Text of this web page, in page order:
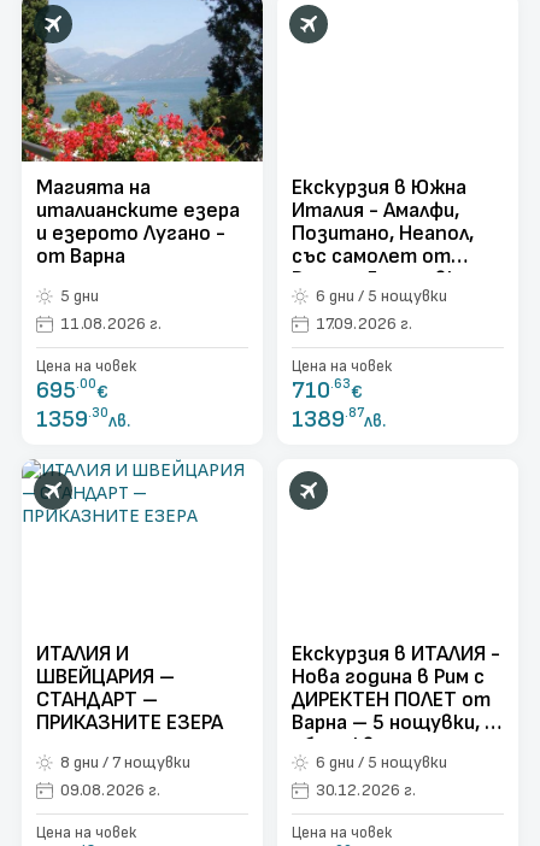
Магията на
италианските езера
и езерото Лугано -
от Варна
5 дни
11.08.2026 г.
Цена на човек
695.00€
1359.30лв.
Екскурзия в Южна
Италия - Амалфи,
Позитано, Неапол,
със самолет от
Варна - 5 нощувки
6 дни / 5 нощувки
17.09.2026 г.
Цена на човек
710.63€
1389.87лв.
ИТАЛИЯ И
ШВЕЙЦАРИЯ –
СТАНДАРТ –
ПРИКАЗНИТЕ ЕЗЕРА
8 дни / 7 нощувки
09.08.2026 г.
Цена на човек
Екскурзия в ИТАЛИЯ -
Нова година в Рим с
ДИРЕКТЕН ПОЛЕТ от
Варна – 5 нощувки, с
обслужване на
български език!
6 дни / 5 нощувки
30.12.2026 г.
Цена на човек